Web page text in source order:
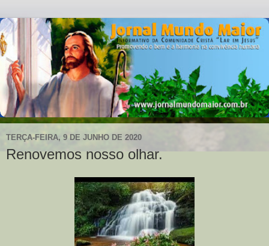
TERÇA-FEIRA, 9 DE JUNHO DE 2020
Renovemos nosso olhar.